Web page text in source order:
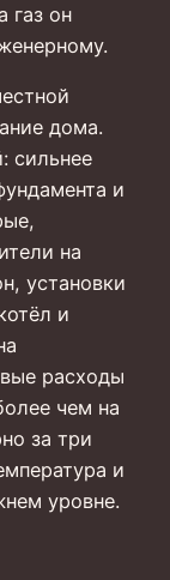
газ он
дома.
сильнее
и
на
установки
и
расходы
чем на
за три
и
уровне.